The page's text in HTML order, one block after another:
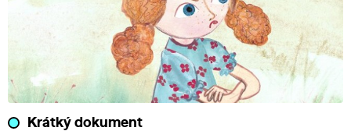
Krátký dokument